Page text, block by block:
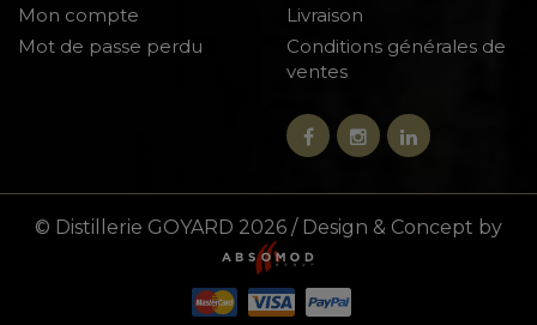
Mon compte
Mot de passe perdu
Livraison
Conditions générales de
ventes
© Distillerie GOYARD 2026 / Design & Concept by